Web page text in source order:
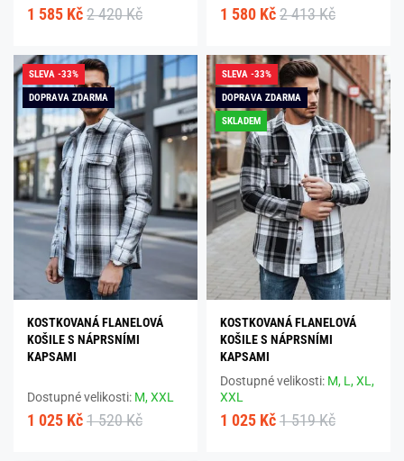
1 585 Kč 2 420 Kč 1 580 Kč 2 413 Kč
SLEVA -33%
DOPRAVA ZDARMA
KOSTKOVANÁ FLANELOVÁ
KOŠILE S NÁPRSNÍMI
KAPSAMI
Dostupné velikosti: M,XXL
1 025 Kč 1 520 Kč
SLEVA -33%
DOPRAVA ZDARMA
SKLADEM
KOSTKOVANÁ FLANELOVÁ
KOŠILE S NÁPRSNÍMI
KAPSAMI
Dostupné velikosti: M, L,XL,
XXL
1 025 Kč 1 519 Kč